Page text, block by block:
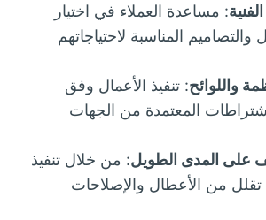
: مساعدة العملاء في اختيار
المناسبة لاحتياجاتهم
واللوائح: تنفيذ الأعمال وفق
المعتمدة من الجهات
على المدى الطويل: من خلال تنفيذ
تقلل من الأعطال والإصلاحات